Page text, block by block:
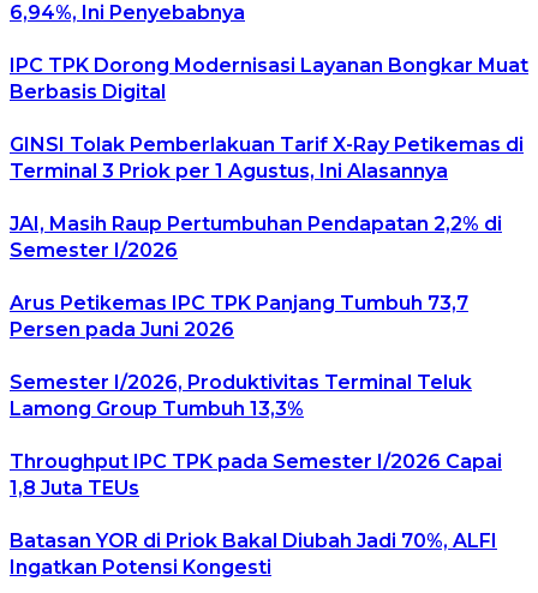
6,94%, Ini Penyebabnya
IPC TPK Dorong Modernisasi Layanan Bongkar Muat
Berbasis Digital
GINSI Tolak Pemberlakuan Tarif X-Ray Petikemas di
Terminal 3 Priok per 1 Agustus, Ini Alasannya
JAI, Masih Raup Pertumbuhan Pendapatan 2,2% di
Semester I/2026
Arus Petikemas IPC TPK Panjang Tumbuh 73,7
Persen pada Juni 2026
Semester I/2026, Produktivitas Terminal Teluk
Lamong Group Tumbuh 13,3%
Throughput IPC TPK pada Semester I/2026 Capai
1,8 Juta TEUs
Batasan YOR di Priok Bakal Diubah Jadi 70%, ALFI
Ingatkan Potensi Kongesti